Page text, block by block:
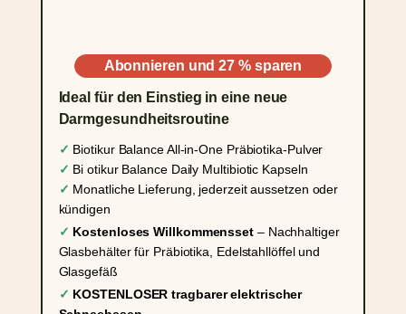
Abonnieren und 27 % sparen
Ideal für den Einstieg in eine neue
Darmgesundheitsroutine
✓ Biotikur BalanceAll-in-One Präbiotika-Pulver
✓ Bi otikurBalance Daily Multibiotic Kapseln
✓ Monatliche Lieferung, jederzeit aussetzen oder
kündigen
✓ Kostenloses Willkommensset – Nachhaltiger
Glasbehälter für Präbiotika, Edelstahllöffel und
Glasgefäß
✓ KOSTENLOSER tragbarer elektrischer